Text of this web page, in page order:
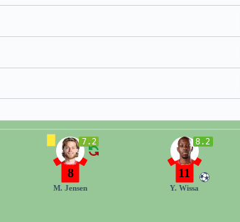
7.2
8
M. Jensen
8.2
11
Y. Wissa